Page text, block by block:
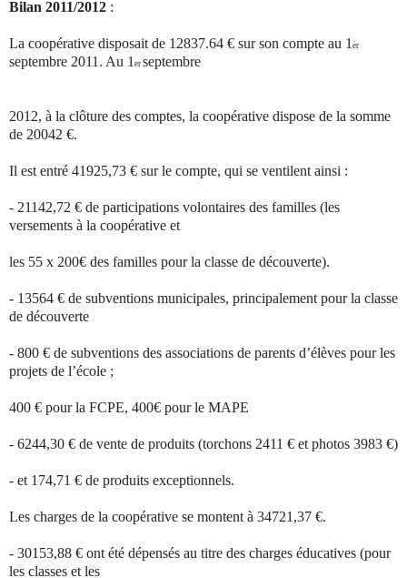
Bilan 2011/2012 :
La coopérative disposait de 12837.64 € sur son compte au 1 er
septembre 2011. Au 1 er septembre
2012, à la clôture des comptes, la coopérative dispose de la somme
de 20042 €.
Il est entré 41925,73 € sur le compte, qui se ventilent ainsi :
- 21142,72 € de participations volontaires des familles (les
versements à la coopérative et
les 55 x 200€ des familles pour la classe de découverte).
- 13564 € de subventions municipales, principalement pour la classe
de découverte
- 800 € de subventions des associations de parents d’élèves pour les
projets de l’école ;
400 € pour la FCPE, 400€ pour le MAPE
- 6244,30 € de vente de produits (torchons 2411 € et photos 3983 €)
- et 174,71 € de produits exceptionnels.
Les charges de la coopérative se montent à 34721,37 €.
- 30153,88 € ont été dépensés au titre des charges éducatives (pour
les classes et les